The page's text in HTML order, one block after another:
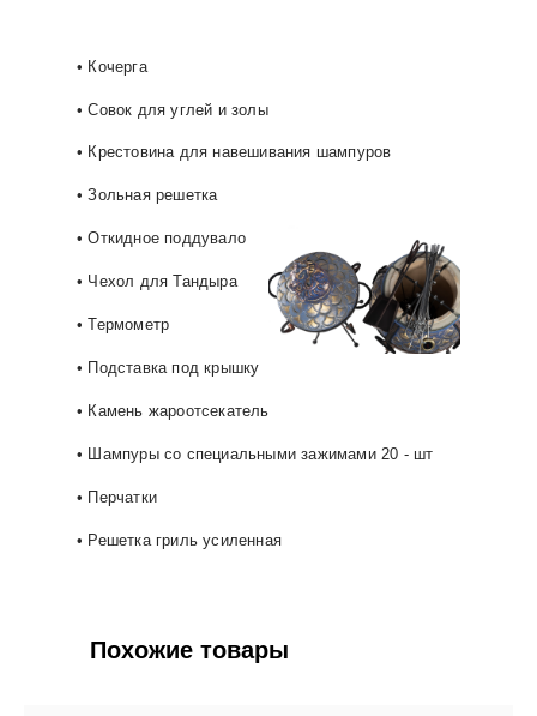
• Кочерга
• Совок для углей и золы
• Крестовина для навешивания шампуров
• Зольная решетка
• Шампуры со специальными зажимами 20 - шт
• Камень жароотсекатель
• Перчатки
• Подставка под крышку
• Термометр
• Чехол для Тандыра
• Откидное поддувало
• Решетка гриль усиленная
Похожие товары